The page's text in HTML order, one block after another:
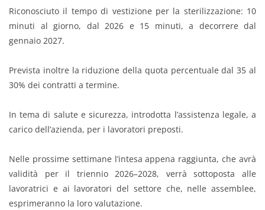
Riconosciuto il tempo di vestizione per la sterilizzazione: 10
minuti al giorno, dal 2026 e 15 minuti, a decorrere dal
gennaio 2027.
Prevista inoltre la riduzione della quota percentuale dal 35 al
30% dei contratti a termine.
In tema di salute e sicurezza, introdotta l’assistenza legale, a
carico dell’azienda, per i lavoratori preposti.
Nelle prossime settimane l’intesa appena raggiunta, che avrà
validità per il triennio 2026–2028, verrà sottoposta alle
lavoratrici e ai lavoratori del settore che, nelle assemblee,
esprimeranno la loro valutazione.